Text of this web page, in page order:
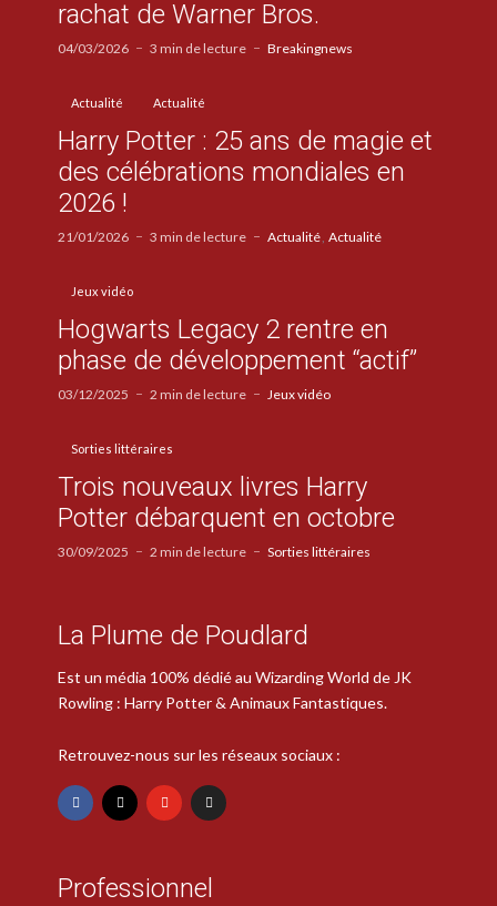
rachat de Warner Bros.
04/03/2026 3 min de lecture Breakingnews
Actualité Actualité
Harry Potter : 25 ans de magie et
des célébrations mondiales en
2026 !
21/01/2026 3 min de lecture Actualité Actualité
Jeux vidéo
Hogwarts Legacy 2 rentre en
phase de développement “actif”
03/12/2025 2 min de lecture Jeux vidéo
Sorties littéraires
Trois nouveaux livres Harry
Potter débarquent en octobre
30/09/2025 2 min de lecture Sorties littéraires
La Plume de Poudlard
Est un média 100% dédié au Wizarding World de JK
Rowling : Harry Potter & Animaux Fantastiques.
Retrouvez-nous sur les réseaux sociaux :
Professionnel